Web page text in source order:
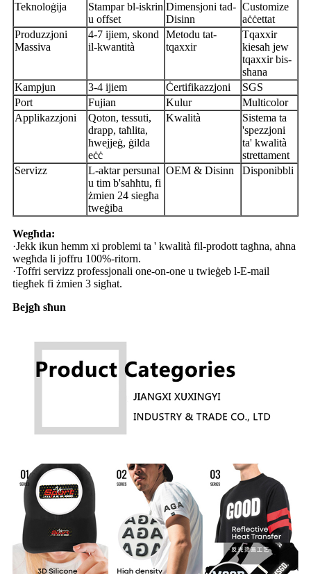
Teknoloġija
Stampar bl-iskrin
u offset
Dimensjoni tad-
Disinn
Customize
aċċettat
Produzzjoni
Massiva
4-7 ijiem, skond
il-kwantità
Metodu tat-
tqaxxir
Tqaxxir
kiesaħ jew
tqaxxir bis-
sħana
Kampjun
3-4 ijiem Ċertifikazzjoni
SGS
Port
Fujian Kulur
Multicolor
Applikazzjoni
Qoton, tessuti,
drapp, taħlita,
ħwejjeġ, ġilda
eċċ
Kwalità
Sistema ta
'spezzjoni
ta' kwalità
strettament
Servizz
L-aktar persunal
u tim b'saħħtu, fi
żmien 24 siegħa
tweġiba
OEM & Disinn Disponibbli
Wegħda:
·Jekk ikun hemm xi problemi ta ' kwalità fil-prodott tagħna, aħna
wegħda li joffru 100%-ritorn.
·Toffri servizz professjonali one-on-one u twieġeb l-E-mail
tiegħek fi żmien 3 sigħat.
Bejgħ sħun